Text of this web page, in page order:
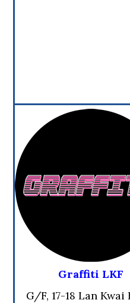
Graffiti LKF
G/F, 17-18 Lan Kwai